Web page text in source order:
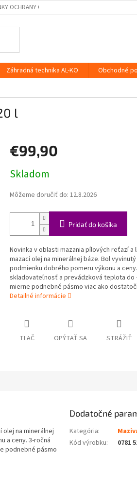
OCHRANY OSOBNÝCH ÚDAJOV
Záhradná technika AL-KO Obchodné
l
€99,90
cena:
Skladom
Môžeme doručiť do: 12.8.2026
Pridať do košíka
Novinka v oblasti mazania pílových reťazí a
mazací olej na minerálnej báze. Bol
podmienku dobrého pomeru výkonu a
skladovateľnosť a prevádzková teplota do
mierne podnebné pásmo viac ako
Detailné informácie
TLAČ OPÝTAŤ SA STRÁŽIŤ
olej na minerálnej
a ceny. 3-ročná
podnebné pásmo
Dodatočné
Kategória:
Kód výrobku: 0781